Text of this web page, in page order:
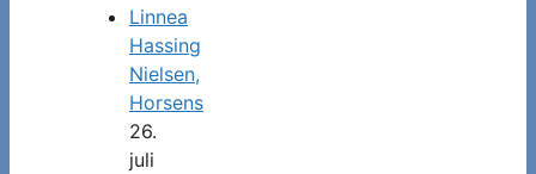
Linnea
Hassing
Nielsen,
Horsens
26.
juli